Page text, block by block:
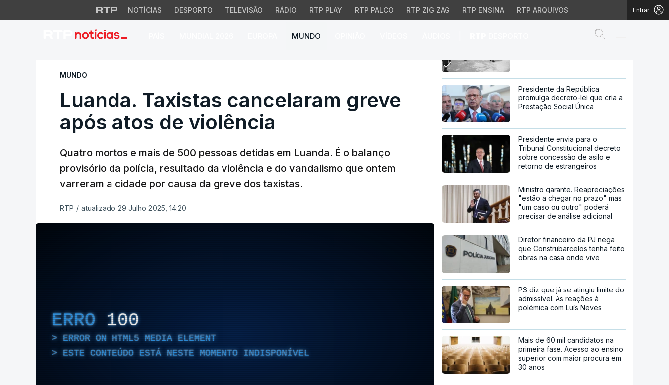
NOTÍCIAS DESPORTO TELEVISÃO RÁDIO RTP PLAY RTP PALCO RTP ZIG ZAG RTP ENSINA RTP ARQUIVOS Entrar
MUNDO
Luanda. Taxistas cancelaram greve após atos de violência
MUNDO
Luanda. Taxistas cancelaram greve
após atos de violência
Quatro mortos e mais de 500 pessoas detidas em Luanda. É o balanço
provisório da polícia, resultado da violência e do vandalismo que ontem
varreram a cidade por causa da greve dos taxistas.
RTP / atualizado 29 Julho 2025, 14:20
ERRO 100
ERROR ON HTML5 MEDIA ELEMENT
ESTE CONTEÚDO ESTÁ NESTE MOMENTO INDISPONÍVEL
Luanda. Taxistas cancelaram
Presidente da República
promulga decreto-lei que cria a
Prestação Social Única
Presidente envia para o
Tribunal Constitucional decreto
sobre concessão de asilo e
retorno de estrangeiros
Ministro garante. Reapreciações
"estão a chegar no prazo" mas
"um caso ou outro" poderá
precisar de análise adicional
Diretor financeiro da PJ nega
que Construbarcelos tenha feito
obras na casa onde vive
PS diz que já se atingiu limite do
admissível. As reações à
polémica com Luís Neves
Mais de 60 mil candidatos na
primeira fase. Acesso ao ensino
superior com maior procura em
30 anos